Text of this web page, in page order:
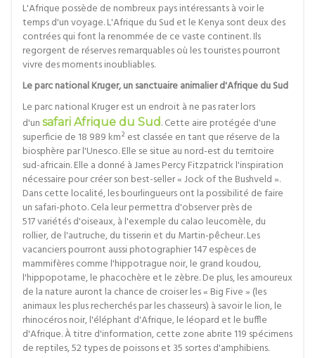
L'Afrique possède de nombreux pays intéressants à voir le
temps d'un voyage. L'Afrique du Sud et le Kenya sont deux des
contrées qui font la renommée de ce vaste continent. Ils
regorgent de réserves remarquables où les touristes pourront
vivre des moments inoubliables.
Le parc national Kruger, un sanctuaire animalier d'Afrique du Sud
Le parc national Kruger est un endroit à ne pas rater lors
d'un safari Afrique du Sud. Cette aire protégée d'une
superficie de 18 989 km² est classée en tant que réserve de la
biosphère par l'Unesco. Elle se situe au nord-est du territoire
sud-africain. Elle a donné à James Percy Fitzpatrick l'inspiration
nécessaire pour créer son best-seller « Jock of the Bushveld ».
Dans cette localité, les bourlingueurs ont la possibilité de faire
un safari-photo. Cela leur permettra d'observer près de
517 variétés d'oiseaux, à l'exemple du calao leucomèle, du
rollier, de l'autruche, du tisserin et du Martin-pêcheur. Les
vacanciers pourront aussi photographier 147 espèces de
mammifères comme l'hippotrague noir, le grand koudou,
l'hippopotame, le phacochère et le zèbre. De plus, les amoureux
de la nature auront la chance de croiser les « Big Five » (les
animaux les plus recherchés par les chasseurs) à savoir le lion, le
rhinocéros noir, l'éléphant d'Afrique, le léopard et le buffle
d'Afrique. À titre d'information, cette zone abrite 119 spécimens
de reptiles, 52 types de poissons et 35 sortes d'amphibiens.